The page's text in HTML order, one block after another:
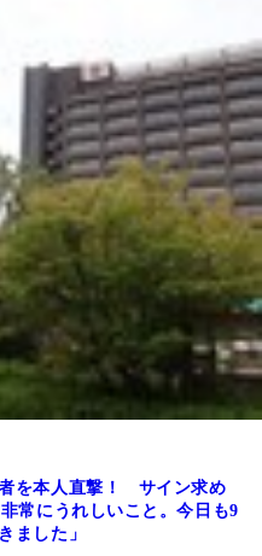
を本人直撃！ サイン求め
常にうれしいこと。今日も9
ました」